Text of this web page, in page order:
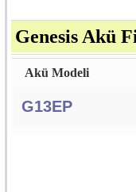
Genesis Akü
Akü Modeli
G13EP